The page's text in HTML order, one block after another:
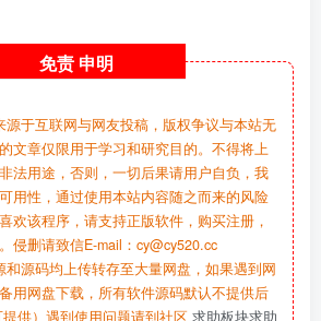
免责 申明
源于互联网与网友投稿，版权争议与本站无
文章仅限用于学习和研究目的。不得将上
法用途，否则，一切后果请用户自负，我
用性，通过使用本站内容随之而来的风险
欢该程序，请支持正版软件，购买注册，
侵删请致信E-mail：cy@cy520.cc
和源码均上传转存至大量网盘，如果遇到网
用网盘下载，所有软件源码默认不提供后